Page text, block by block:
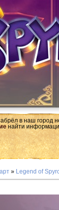
в наш
найти
» Legend of